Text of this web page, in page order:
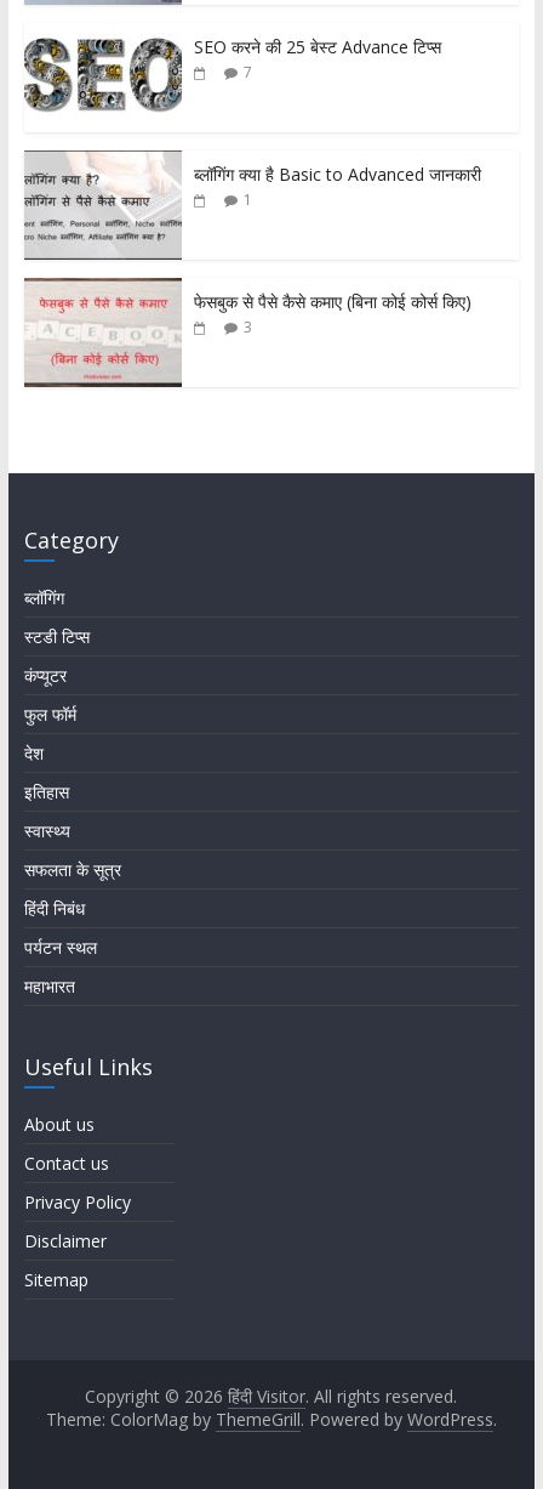
SEO करने की 25 बेस्ट Advance टिप्स
7
ब्लॉगिंग क्या है Basic to Advanced जानकारी
1
फेसबुक से पैसे कैसे कमाए (बिना कोई कोर्स किए)
3
Category
ब्लॉगिंग
स्टडी टिप्स
कंप्यूटर
फुल फॉर्म
देश
इतिहास
स्वास्थ्य
सफलता के सूत्र
हिंदी निबंध
पर्यटन स्थल
महाभारत
Useful Links
About us
Contact us
Privacy Policy
Disclaimer
Sitemap
Copyright © 2026हिंदी Visitor. All rights reserved.
Theme: ColorMag by ThemeGrill. Powered by WordPress.